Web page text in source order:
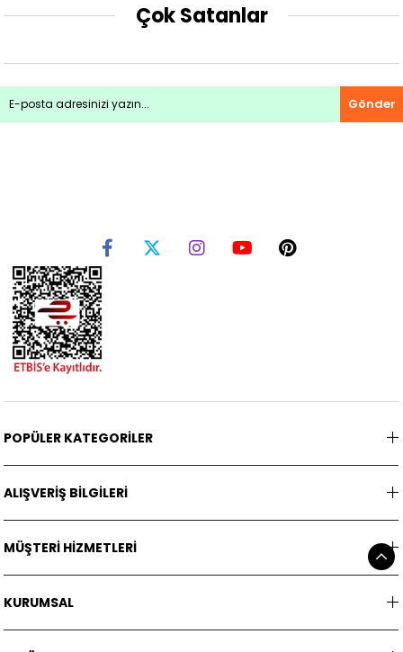
Çok Satanlar
Gönder
POPÜLER KATEGORİLER
ALIŞVERİŞ BİLGİLERİ
MÜŞTERİ HİZMETLERİ
KURUMSAL